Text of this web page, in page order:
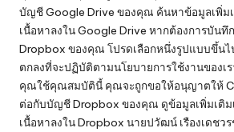
บัญชี Google Drive ของคุณ ค้นหาข้อมูลเพิ่ม
เนื้อหาลงใน Google Drive หากต้องการบัน
Dropbox ของคุณ โปรดเลือกหนึ่งรูปแบบขึ้น
ตกลงที่จะปฏิบัติตามนโยบายการใช้งานของเ
คุณใช้คุณสมบัตินี้ คุณจะถูกขอให้อนุญาตให้
ต่อกับบัญชี Dropbox ของคุณ ดูข้อมูลเพิ่มเติม
เนื้อหาลงใน Dropbox นายปวัฒน์ เรืองเดชว